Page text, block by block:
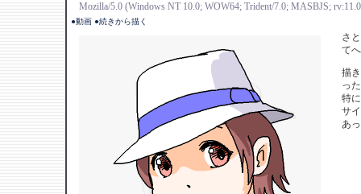
Mozilla/5.0 (Windows NT 10.0; WOW64; Trident/7.0; MASBJS;
●動画 ●続きから描く
さ
て
描
っ
特
サ
あ